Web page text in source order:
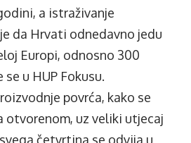
a istraživanje
da Hrvati odnedavno jedu
Europi, odnosno 300
se u HUP Fokusu.
povrća, kako se
otvorenom, uz veliki utjecaj
četvrtina se odvija u